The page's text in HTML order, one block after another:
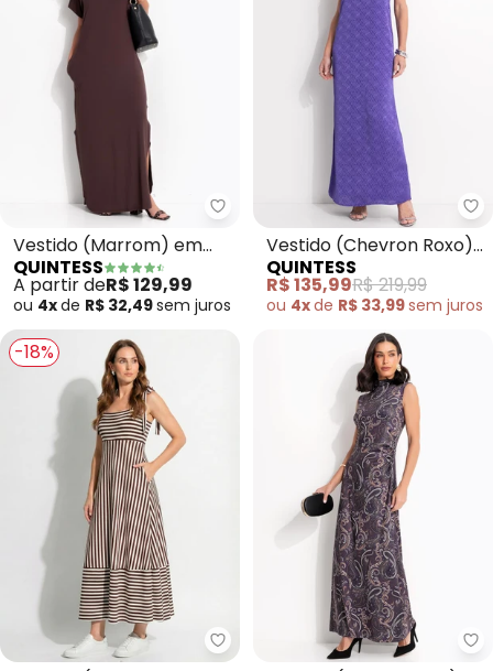
Quintess - Vestido (Marrom)
Vestido (Marrom) em
Malha de Viscose
QUINTESS
A partir deR$ 129,99
ou 4xde R$ 32,49sem juros
Vestido (Chevron Roxo)
em Crepe Plano
QUINTESS
R$ 135,99R$ 219,99
ou 4xde R$ 33,99sem juros
-18%
Quintess - Vestido (Listrado